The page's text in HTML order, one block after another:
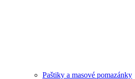
Paštiky a masové pomazánky